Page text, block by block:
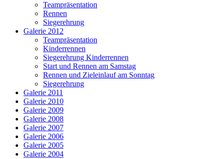
Teampräsentation
Rennen
Siegerehrung
Galerie 2012
Teampräsentation
Kinderrennen
Siegerehrung Kinderrennen
Start und Rennen am Samstag
Rennen und Zieleinlauf am Sonntag
Siegerehrung
Galerie 2011
Galerie 2010
Galerie 2009
Galerie 2008
Galerie 2007
Galerie 2006
Galerie 2005
Galerie 2004